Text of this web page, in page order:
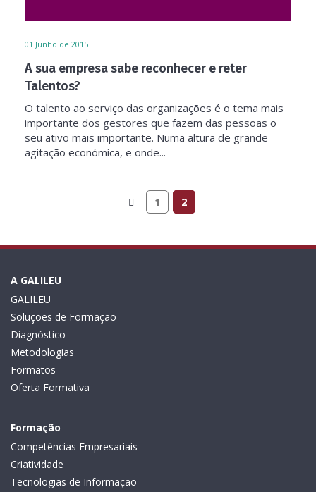
01 Junho de 2015
A sua empresa sabe reconhecer e reter
Talentos?
O talento ao serviço das organizações é o tema mais
importante dos gestores que fazem das pessoas o
seu ativo mais importante. Numa altura de grande
agitação económica, e onde...
1 2
A GALILEU
GALILEU
Soluções de Formação
Diagnóstico
Metodologias
Formatos
Oferta Formativa
Formação
Competências Empresariais
Criatividade
Tecnologias de Informação